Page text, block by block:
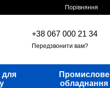
Порівняння
+38 067 000 21 34
Передзвонити вам?
для
Промислове
обладнання